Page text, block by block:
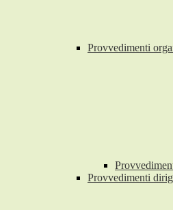
Provvedimenti
Provvedimenti